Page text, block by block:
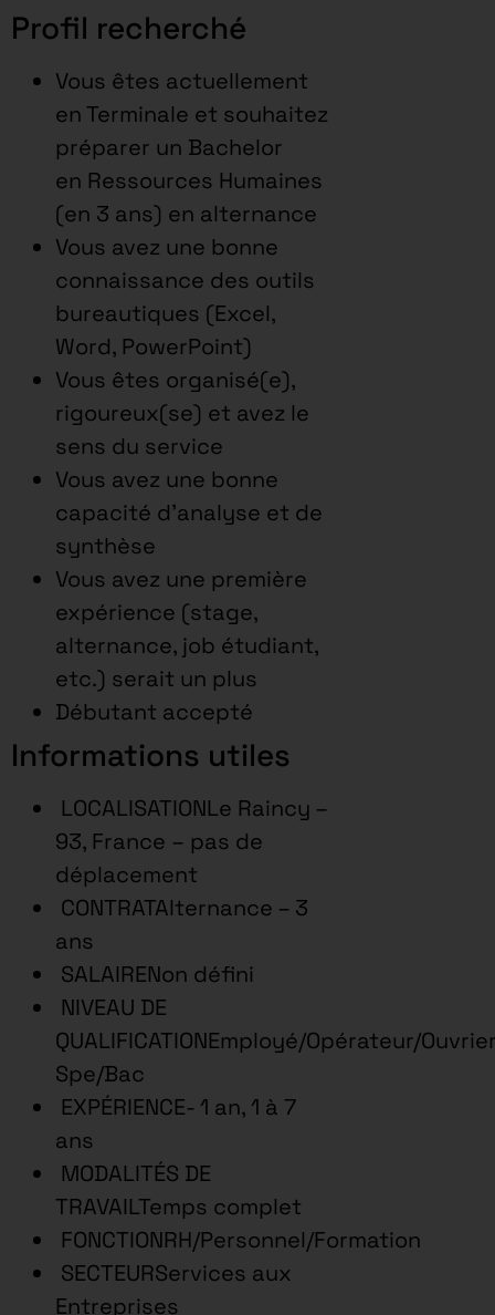
Profil recherché
Vous êtes actuellement
en Terminale et souhaitez
préparer un Bachelor
en Ressources Humaines
(en 3 ans) en alternance
Vous avez une bonne
connaissance des outils
bureautiques (Excel,
Word, PowerPoint)
Vous êtes organisé(e),
rigoureux(se) et avez le
sens du service
Vous avez une bonne
capacité d’analyse et de
synthèse
Vous avez une première
expérience (stage,
alternance, job étudiant,
etc.) serait un plus
Débutant accepté
Informations utiles
LOCALISATIONLe Raincy –
93, France – pas de
déplacement
CONTRATAlternance – 3
ans
SALAIRENon défini
NIVEAU DE
QUALIFICATIONEmployé/Opérateur/
Spe/Bac
EXPÉRIENCE- 1 an, 1 à 7
ans
MODALITÉS DE
TRAVAILTemps complet
FONCTIONRH/Personnel/Formation
SECTEURServices aux
Entreprises